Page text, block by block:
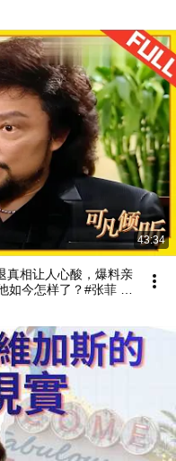
43:34
真相让人心酸，爆料亲
如今怎样了？#张菲 #